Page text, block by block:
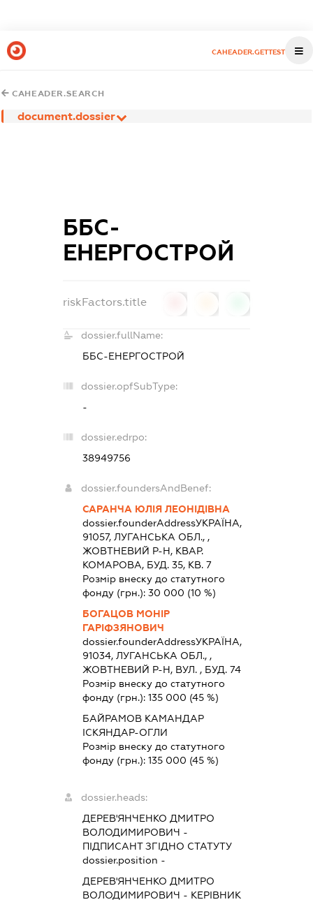
CAHEADER.GETTEST
CAHEADER.SEARCH
document.dossier
ББС-
ЕНЕРГОСТРОЙ
riskFactors.title
dossier.fullName:
ББС-ЕНЕРГОСТРОЙ
dossier.opfSubType:
-
dossier.edrpo:
38949756
dossier.foundersAndBenef:
САРАНЧА ЮЛІЯ ЛЕОНІДІВНА
dossier.founderAddressУКРАЇНА,
91057, ЛУГАНСЬКА ОБЛ., ,
ЖОВТНЕВИЙ Р-Н, КВАР.
КОМАРОВА, БУД. 35, КВ. 7
Розмір внеску до статутного
фонду (грн.):30 000 (10 %)
БОГАЦОВ МОНІР
ГАРІФЗЯНОВИЧ
dossier.founderAddressУКРАЇНА,
91034, ЛУГАНСЬКА ОБЛ., ,
ЖОВТНЕВИЙ Р-Н, ВУЛ. , БУД. 74
Розмір внеску до статутного
фонду (грн.):135 000 (45 %)
БАЙРАМОВ КАМАНДАР
ІСКЯНДАР-ОГЛИ
Розмір внеску до статутного
фонду (грн.):135 000 (45 %)
dossier.heads:
ДЕРЕВ'ЯНЧЕНКО ДМИТРО
ВОЛОДИМИРОВИЧ -
ПІДПИСАНТЗГІДНО СТАТУТУ
dossier.position -
ДЕРЕВ'ЯНЧЕНКО ДМИТРО
ВОЛОДИМИРОВИЧ - КЕРІВНИК